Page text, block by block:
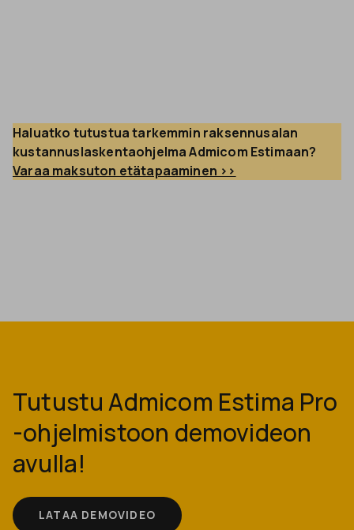
Haluatko tutustua tarkemmin raksennusalan
kustannuslaskentaohjelma Admicom Estimaan?
Varaa maksuton etätapaaminen >>
Tutustu Admicom Estima Pro
-ohjelmistoon demovideon
avulla!
LATAA DEMOVIDEO